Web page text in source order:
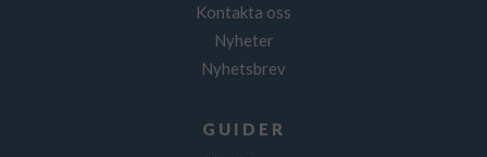
Kontakta oss
Nyheter
Nyhetsbrev
GUIDER